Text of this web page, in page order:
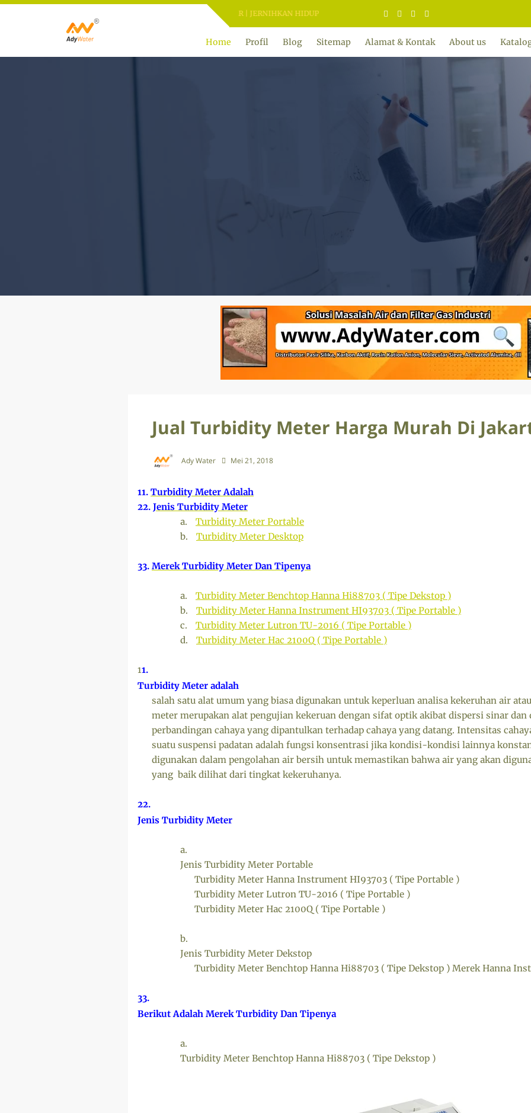
ADY WATER | JERNIHKAN HIDUP
Home Profil Blog Sitemap Alamat & Kontak About us
Jual Turbidity Meter Harga Murah Di
Ady Water Mei 21, 2018
11. Turbidity Meter Adalah
22. Jenis Turbidity Meter
a.
Turbidity Meter Portable
b.
Turbidity Meter Desktop
33. Merek Turbidity Meter Dan Tipenya
a.
Turbidity Meter Benchtop Hanna Hi88703 ( Tipe Dekstop )
b.
Turbidity Meter Hanna Instrument HI93703 ( Tipe Portable )
c.
Turbidity Meter Lutron TU-2016 ( Tipe Portable )
d.
Turbidity Meter Hac 2100Q ( Tipe Portable )
11.
Turbidity Meter adalah
salah satu alat umum yang biasa digunakan untuk keperluan analisa kekeruhan air
meter merupakan alat pengujian kekeruan dengan sifat optik akibat dispersi sinar dan
perbandingan cahaya yang dipantulkan terhadap cahaya yang datang. Intensitas
suatu suspensi padatan adalah fungsi konsentrasi jika kondisi-kondisi lainnya
digunakan dalam pengolahan air bersih untuk memastikan bahwa air yang akan
yang baik dilihat dari tingkat kekeruhanya.
22.
Jenis Turbidity Meter
a.
Jenis Turbidity Meter Portable
Turbidity Meter Hanna Instrument HI93703 ( Tipe Portable )
Turbidity Meter Lutron TU-2016 ( Tipe Portable )
Turbidity Meter Hac 2100Q ( Tipe Portable )
b.
Jenis Turbidity Meter Dekstop
Turbidity Meter Benchtop Hanna Hi88703 ( Tipe Dekstop ) Merek Hanna
33.
Berikut Adalah Merek Turbidity Dan Tipenya
a.
Turbidity Meter Benchtop Hanna Hi88703 ( Tipe Dekstop )